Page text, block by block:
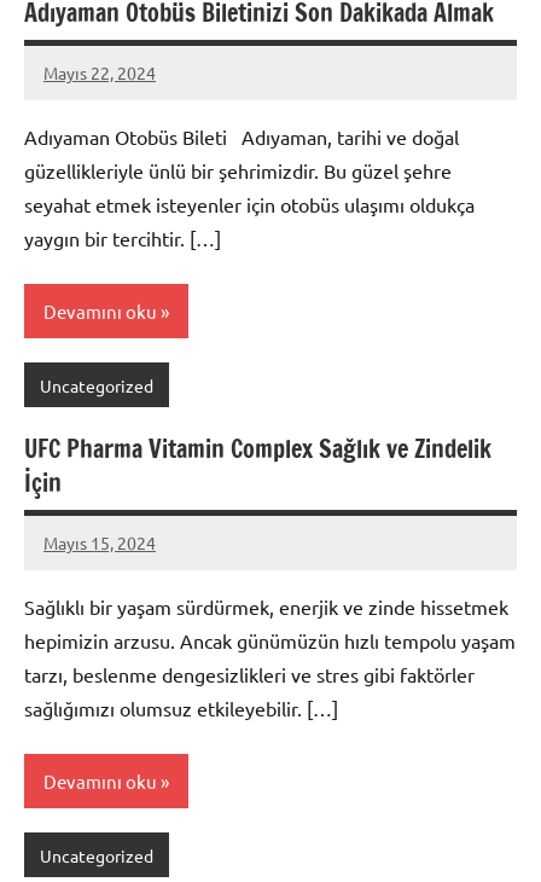
Adıyaman Otobüs Biletinizi Son Dakikada Almak
Mayıs 22, 2024
admin
Adıyaman Otobüs Bileti Adıyaman, tarihi ve doğal
güzellikleriyle ünlü bir şehrimizdir. Bu güzel şehre
seyahat etmek isteyenler için otobüs ulaşımı oldukça
yaygın bir tercihtir. […]
Devamını oku
Uncategorized
UFC Pharma Vitamin Complex Sağlık ve Zindelik
İçin
Mayıs 15, 2024
admin
Sağlıklı bir yaşam sürdürmek, enerjik ve zinde hissetmek
hepimizin arzusu. Ancak günümüzün hızlı tempolu yaşam
tarzı, beslenme dengesizlikleri ve stres gibi faktörler
sağlığımızı olumsuz etkileyebilir. […]
Devamını oku
Uncategorized